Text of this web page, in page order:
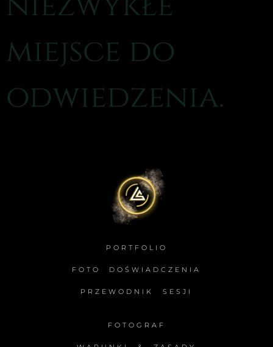
miejsce do
odwiedzenia.
PORTFOLIO
FOTO DOŚWIADCZENIA
PRZEWODNIK SESJI
FOTOGRAF